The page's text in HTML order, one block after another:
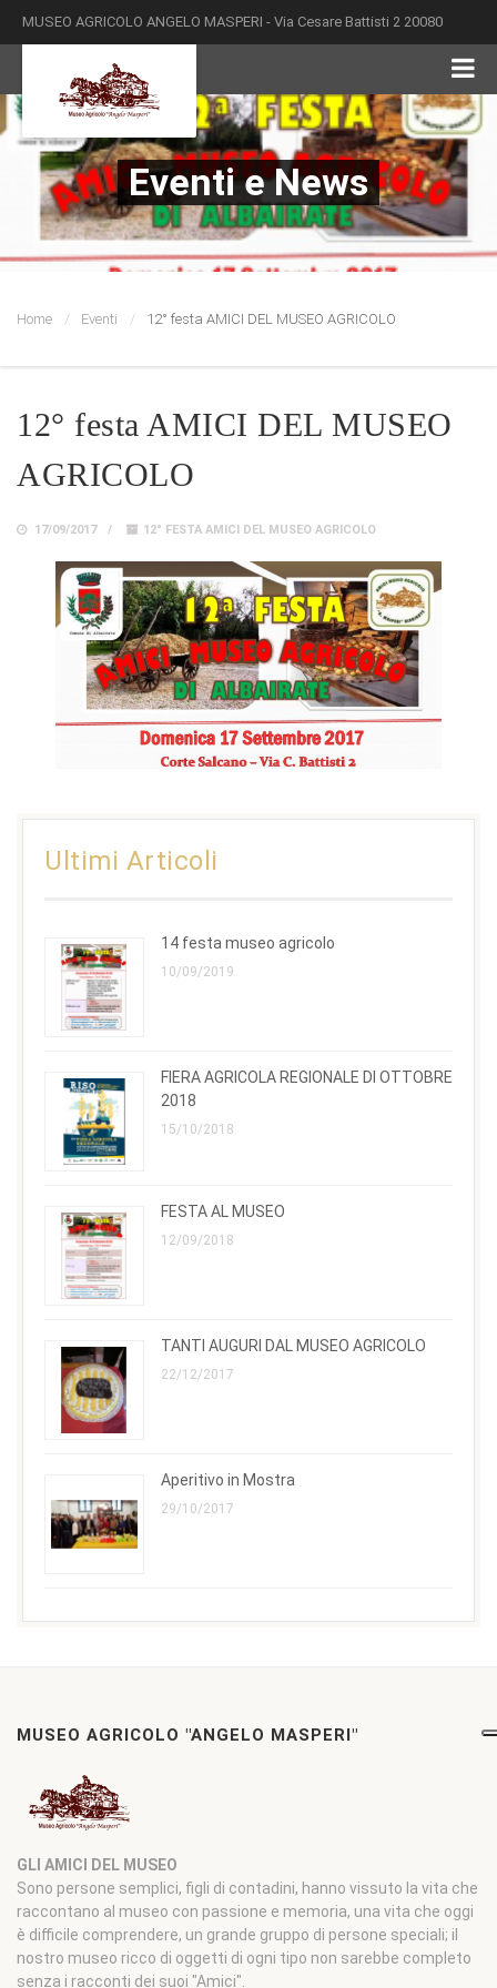
MUSEO AGRICOLO ANGELO MASPERI - Via Cesare Battisti 2 20080
Albairate Milano - Tel: 02 9498131-01, Fax: 02 94981324
Eventi e News
Home Eventi 12° festa AMICI DEL MUSEO AGRICOLO
12° festa AMICI DEL MUSEO
AGRICOLO
17/09/2017 12° FESTA AMICI DEL MUSEO AGRICOLO
Ultimi Articoli
14 festa museo agricolo
10/09/2019
FIERA AGRICOLA REGIONALE DI OTTOBRE
2018
15/10/2018
FESTA AL MUSEO
12/09/2018
TANTI AUGURI DAL MUSEO AGRICOLO
22/12/2017
Aperitivo in Mostra
29/10/2017
MUSEO AGRICOLO "ANGELO MASPERI"
GLI AMICI DEL MUSEO
Sono persone semplici, figli di contadini, hanno vissuto la vita che
raccontano al museo con passione e memoria, una vita che oggi
è difficile comprendere, un grande gruppo di persone speciali; il
nostro museo ricco di oggetti di ogni tipo non sarebbe completo
senza i racconti dei suoi "Amici".